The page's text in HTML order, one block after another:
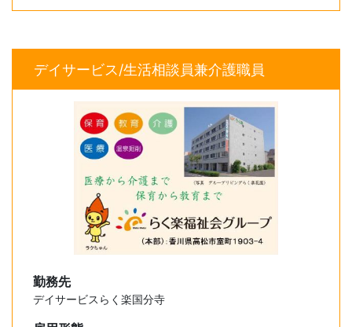
デイサービス/生活相談員兼介護職員
勤務先
デイサービスらく楽国分寺